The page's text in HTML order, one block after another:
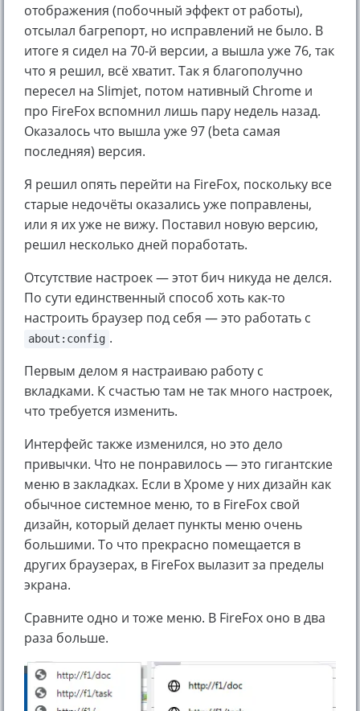
отображения (побочный эффект от работы),
отсылал багрепорт, но исправлений не было. В
итоге я сидел на 70-й версии, а вышла уже 76, так
что я решил, всё хватит. Так я благополучно
пересел на Slimjet, потом нативный Chrome и
про FireFox вспомнил лишь пару недель назад.
Оказалось что вышла уже 97 (beta самая
последняя) версия.
Я решил опять перейти на FireFox, поскольку все
старые недочёты оказались уже поправлены,
или я их уже не вижу. Поставил новую версию,
решил несколько дней поработать.
Отсутствие настроек — этот бич никуда не делся.
По сути единственный способ хоть как-то
настроить браузер под себя — это работать с
about:config .
Первым делом я настраиваю работу с
вкладками. К счастью там не так много настроек,
что требуется изменить.
Интерфейс также изменился, но это дело
привычки. Что не понравилось — это гигантские
меню в закладках. Если в Хроме у них дизайн как
обычное системное меню, то в FireFox свой
дизайн, который делает пункты меню очень
большими. То что прекрасно помещается в
других браузерах, в FireFox вылазит за пределы
экрана.
Сравните одно и тоже меню. В FireFox оно в два
раза больше.